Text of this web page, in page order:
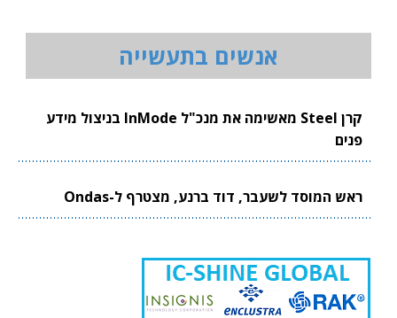
אנשים בתעשייה
קרן Steel מאשימה את מנכ"ל InMode בניצול מידע
פנים
ראש המוסד לשעבר, דוד ברנע, מצטרף ל-Ondas